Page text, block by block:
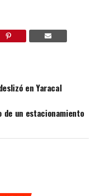
en Yaracal
de un estacionamiento